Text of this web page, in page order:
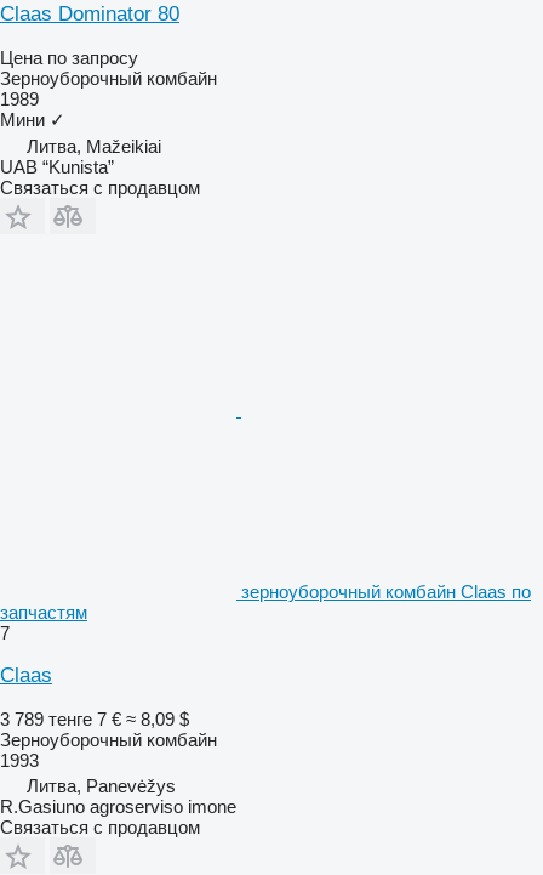
Claas Dominator 80
Цена по запросу
Зерноуборочный комбайн
1989
Мини ✓
Литва, Mažeikiai
UAB “Kunista”
Связаться с продавцом
зерноуборочный комбайн Claas по
запчастям
7
Claas
3 789 тенге 7 € ≈ 8,09 $
Зерноуборочный комбайн
1993
Литва, Panevėžys
R.Gasiuno agroserviso imone
Связаться с продавцом